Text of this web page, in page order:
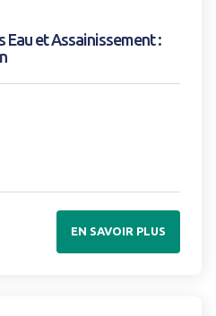
Eau et Assainissement :
EN SAVOIR PLUS